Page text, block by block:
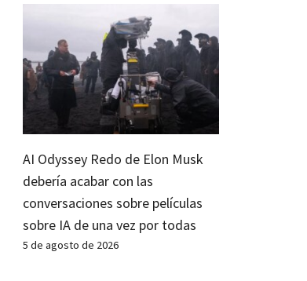
AI Odyssey Redo de Elon Musk
debería acabar con las
conversaciones sobre películas
sobre IA de una vez por todas
5 de agosto de 2026